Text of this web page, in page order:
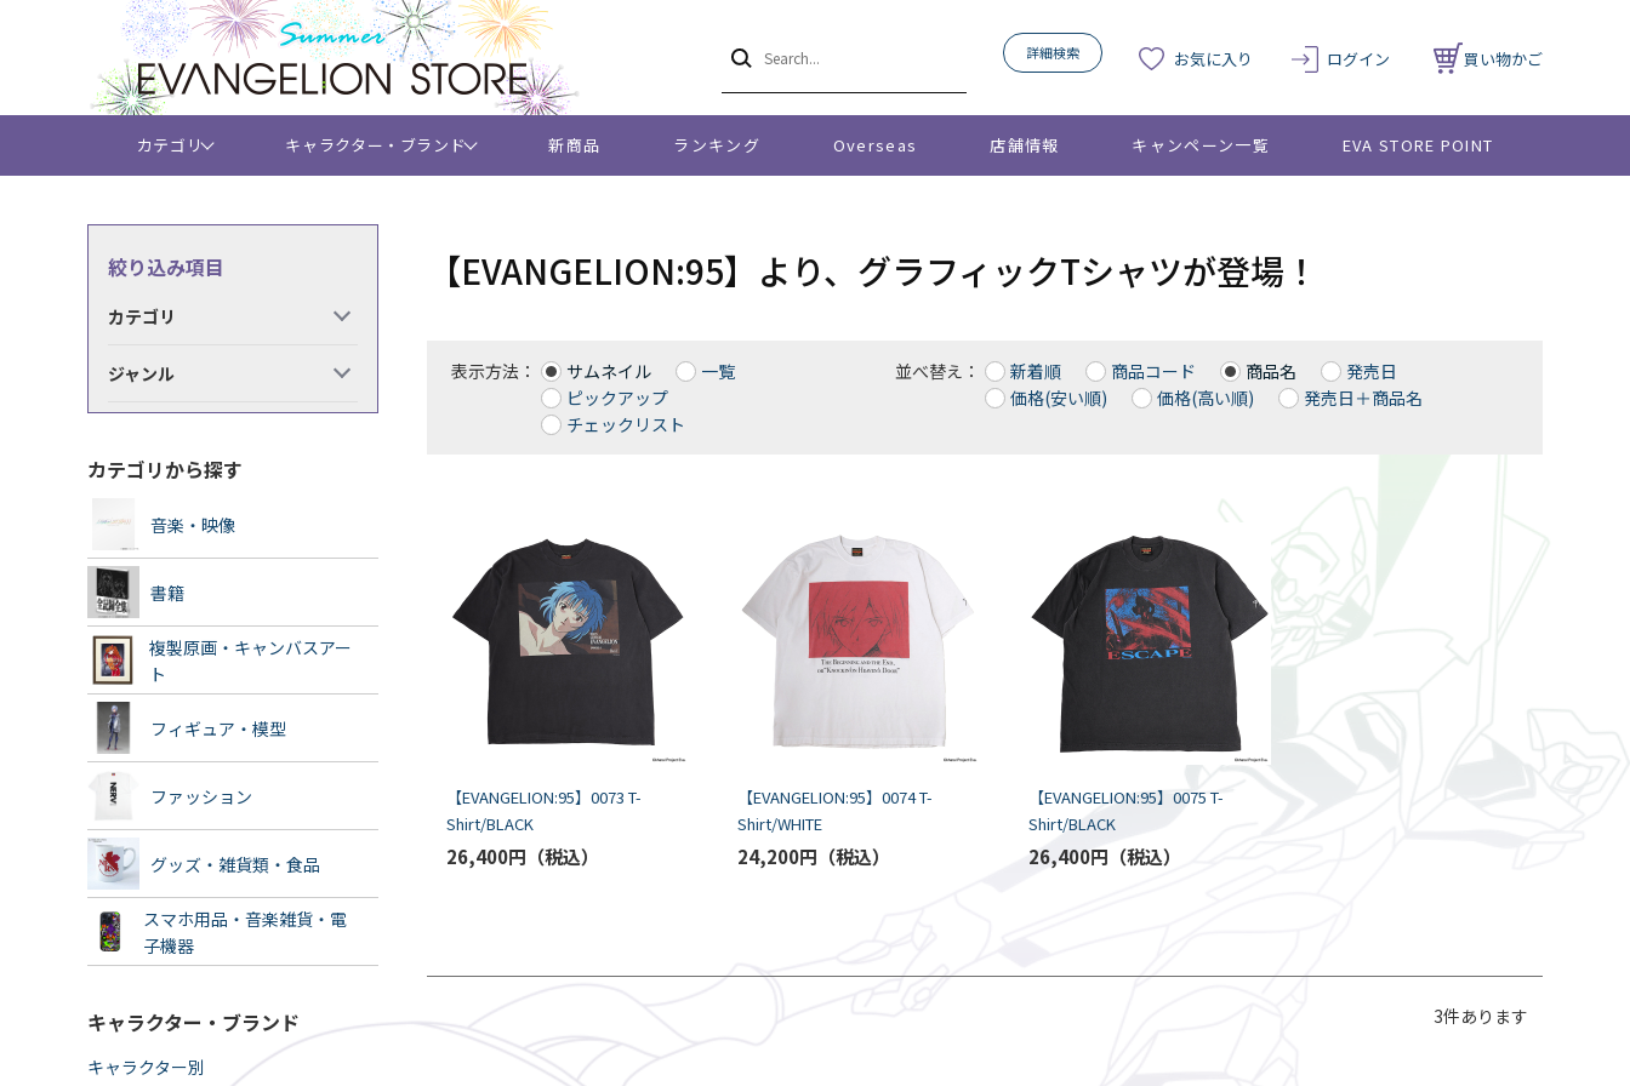
詳細検索 お気に入り ログイン 買い物かご
カテゴリ キャラクター・ブランド 新商品 ランキング Overseas 店舗情報 キャンペーン一覧 EVA STORE POINT
絞り込み項目
カテゴリ
ジャンル
カテゴリから探す
音楽・映像
書籍
複製原画・キャンバスアー
ト
フィギュア・模型
ファッション
グッズ・雑貨類・食品
スマホ用品・音楽雑貨・電
子機器
キャラクター・ブランド
キャラクター別
【EVANGELION:95】より、グラフィックTシャツが登場！
表示方法： サムネイル
一覧
ピックアップ
チェックリスト
並べ替え： 新着順 商品コード 商品名
発売日
価格(安い順)
価格(高い順) 発売日＋商品名
【EVANGELION:95】0073 T-
Shirt/BLACK
26,400円
【EVANGELION:95】0074 T-
Shirt/WHITE
24,200円
【EVANGELION:95】0075 T-
Shirt/BLACK
26,400円
3件あります